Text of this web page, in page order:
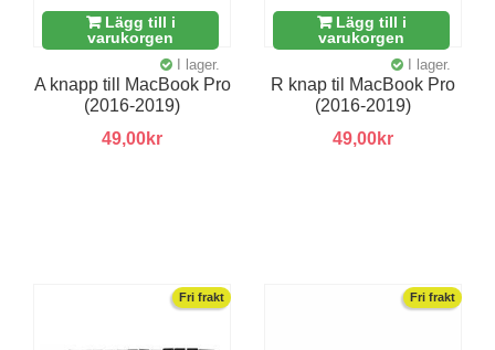
Lägg till i
varukorgen
I lager.
A knapp till MacBook Pro
(2016-2019)
49,00kr
Lägg till i
varukorgen
I lager.
R knap til MacBook Pro
(2016-2019)
49,00kr
Fri frakt Fri frakt